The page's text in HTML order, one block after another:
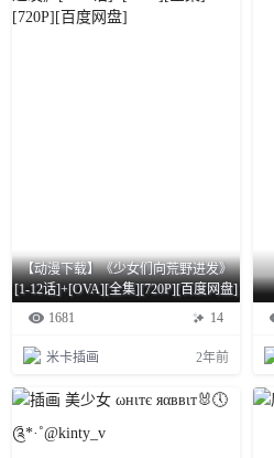
【动漫下载】《少女们向荒野进发》
[1-12话]+[OVA][全集][720P][百度网盘]
1681
14
米卡插画 2年前